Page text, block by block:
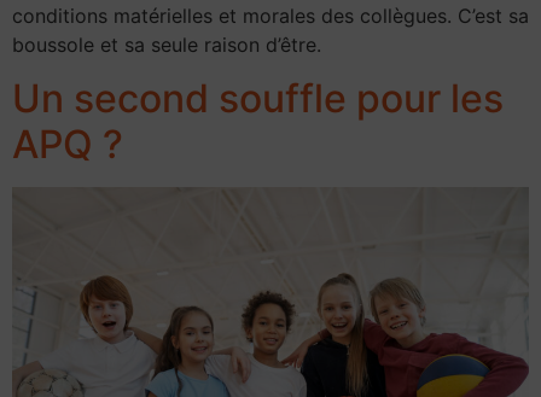
conditions matérielles et morales des collègues. C’est sa
boussole et sa seule raison d’être.
Un second souffle pour les
APQ ?